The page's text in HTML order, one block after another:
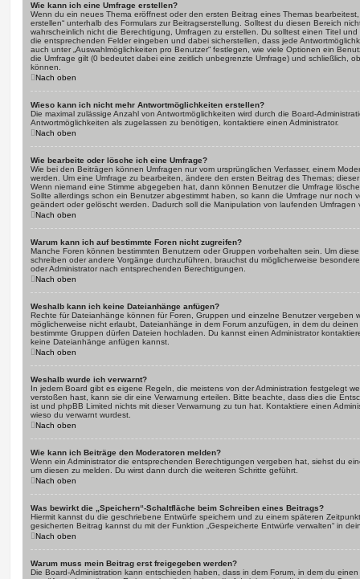
Wie kann ich eine Umfrage erstellen?
Wenn du ein neues Thema eröffnest oder den ersten Beitrag eines Themas
erstellen“ unterhalb des Formulars zur Beitragserstellung. Solltest du diesen Bereich
wahrscheinlich nicht die Berechtigung, Umfragen zu erstellen. Du solltest einen Titel
die entsprechenden Felder eingeben und dabei sicherstellen, dass jede
auch unter „Auswahlmöglichkeiten pro Benutzer“ festlegen, wie viele Optionen ein
die Umfrage gilt (0 bedeutet dabei eine zeitlich unbegrenzte Umfrage) und schließlich,
können.
Nach oben
Wieso kann ich nicht mehr Antwortmöglichkeiten erstellen?
Die maximal zulässige Anzahl von Antwortmöglichkeiten wird durch die Board-
Antwortmöglichkeiten als zugelassen zu benötigen, kontaktiere einen Administrator.
Nach oben
Wie bearbeite oder lösche ich eine Umfrage?
Wie bei den Beiträgen können Umfragen nur vom ursprünglichen Verfasser, einem
werden. Um eine Umfrage zu bearbeiten, ändere den ersten Beitrag des Themas;
Wenn niemand eine Stimme abgegeben hat, dann können Benutzer die Umfrage
Sollte allerdings schon ein Benutzer abgestimmt haben, so kann die Umfrage nur noch
geändert oder gelöscht werden. Dadurch soll die Manipulation von laufenden Umfragen
Nach oben
Warum kann ich auf bestimmte Foren nicht zugreifen?
Manche Foren können bestimmten Benutzern oder Gruppen vorbehalten sein. Um
schreiben oder andere Vorgänge durchzuführen, brauchst du möglicherweise
oder Administrator nach entsprechenden Berechtigungen.
Nach oben
Weshalb kann ich keine Dateianhänge anfügen?
Rechte für Dateianhänge können für Foren, Gruppen und einzelne Benutzer vergeben
möglicherweise nicht erlaubt, Dateianhänge in dem Forum anzufügen, in dem du
bestimmte Gruppen dürfen Dateien hochladen. Du kannst einen Administrator
keine Dateianhänge anfügen kannst.
Nach oben
Weshalb wurde ich verwarnt?
In jedem Board gibt es eigene Regeln, die meistens von der Administration festgelegt
verstoßen hast, kann sie dir eine Verwarnung erteilen. Bitte beachte, dass dies die
ist und phpBB Limited nichts mit dieser Verwarnung zu tun hat. Kontaktiere einen
wieso du verwarnt wurdest.
Nach oben
Wie kann ich Beiträge den Moderatoren melden?
Wenn ein Administrator die entsprechenden Berechtigungen vergeben hat, siehst du
um diesen zu melden. Du wirst dann durch die weiteren Schritte geführt.
Nach oben
Was bewirkt die „Speichern“-Schaltfläche beim Schreiben eines Beitrags?
Hiermit kannst du die geschriebene Entwürfe speichern und zu einem späteren
gesicherten Beitrag kannst du mit der Funktion „Gespeicherte Entwürfe verwalten“ in
Nach oben
Warum muss mein Beitrag erst freigegeben werden?
Die Board-Administration kann entschieden haben, dass in dem Forum, in dem du